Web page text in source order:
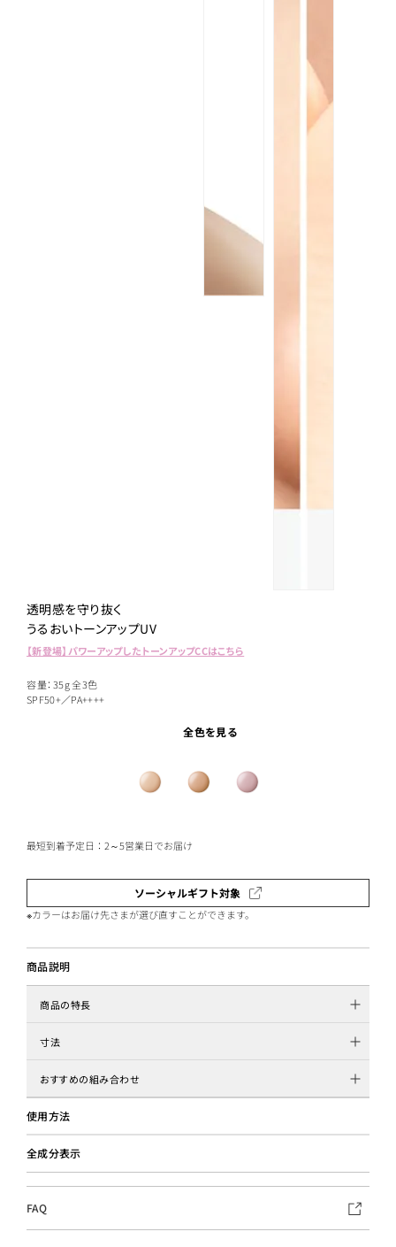
透明感を守り抜く
うるおいトーンアップUV
【新登場】パワーアップしたトーンアップCCはこちら
容量：35g全3色
SPF50+／PA++++
全色を見る
最短到着予定日：2～5営業日でお届け
ソーシャルギフト対象
※カラーはお届け先さまが選び直すことができます。
商品説明
商品の特長
寸法
おすすめの組み合わせ
使用方法
全成分表示
FAQ